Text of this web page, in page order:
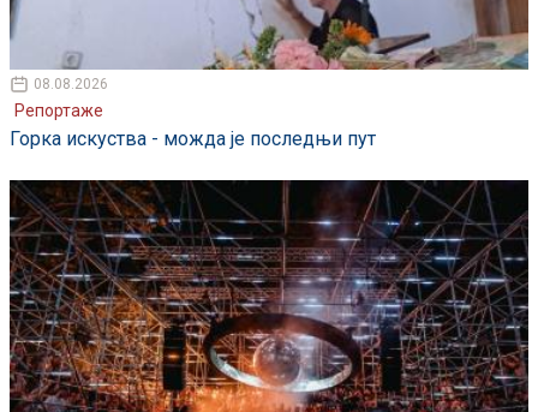
08.08.2026
Репортаже
Горка искуства - можда је последњи пут